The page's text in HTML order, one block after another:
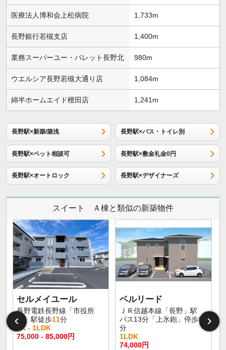
医療法人博和会上松病院 1,733m
長野銀行若槻支店 1,400m
業務スーパーユー・パレット長野北 980m
ウエルシア長野若槻大通り店 1,084m
綿半ホームエイド檀田店 1,241m
長野駅×新築/築浅 長野駅×バス・トイレ別
長野駅×ペット相談可 長野駅×敷金礼金0円
長野駅×オートロック 長野駅×デザイナーズ
スイート Ａ棟と類似の新築物件
セルメイユール
長野電鉄長野線「市役所
前」駅徒歩11分
1K - 1LDK
75,000 - 85,000円
ベルリード
ＪＲ信越本線「長野」駅
バス13分「上氷鉋」停歩8
分
1LDK
74,000円